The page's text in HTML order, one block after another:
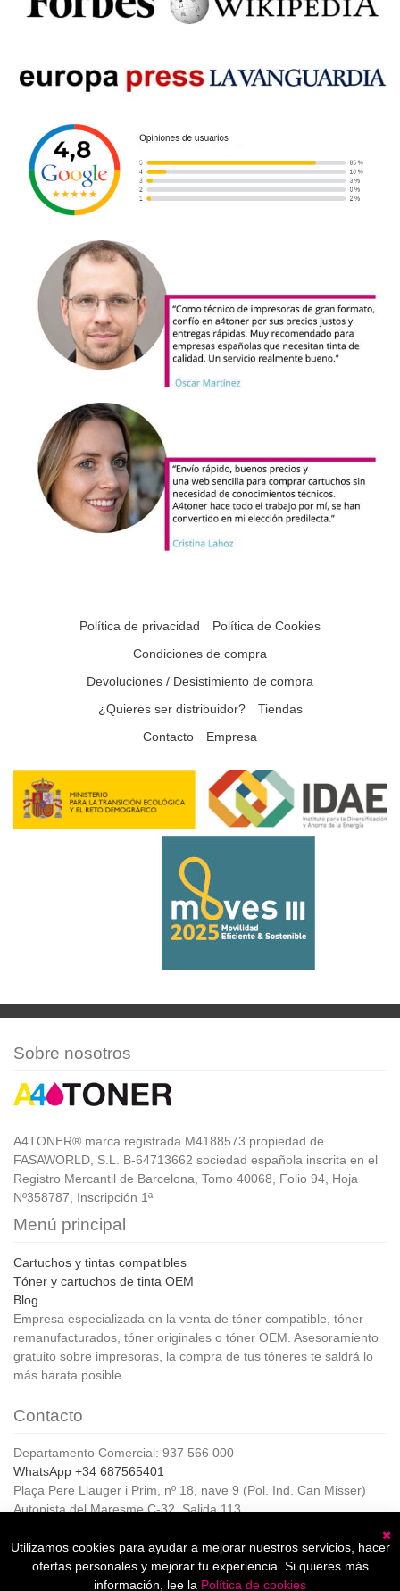
Política de privacidad
Política de Cookies
Condiciones de compra
Devoluciones / Desistimiento de compra
¿Quieres ser distribuidor?
Tiendas
Contacto
Empresa
Sobre nosotros
A4TONER® marca registrada M4188573 propiedad de
FASAWORLD, S.L. B-64713662 sociedad española inscrita en el
Registro Mercantil de Barcelona, Tomo 40068, Folio 94, Hoja
Nº358787, Inscripción 1ª
Menú principal
Cartuchos y tintas compatibles
Tóner y cartuchos de tinta OEM
Blog
Empresa especializada en la venta de tóner compatible, tóner
remanufacturados, tóner originales o tóner OEM. Asesoramiento
gratuito sobre impresoras, la compra de tus tóneres te saldrá lo
más barata posible.
Contacto
Departamento Comercial: 937 566 000
WhatsApp +34 687565401
Plaça Pere Llauger i Prim, nº 18, nave 9 (Pol. Ind. Can Misser)
Autopista del Maresme C-32, Salida 113
Horario de Atención al cliente:
De lunes a jueves de 8:00 a 17:00,
Viernes de 8:00 a 15:00
Utilizamos cookies para ayudar a mejorar nuestros servicios, hacer
ofertas personales y mejorar tu experiencia. Si quieres más
información, lee la Política de cookies